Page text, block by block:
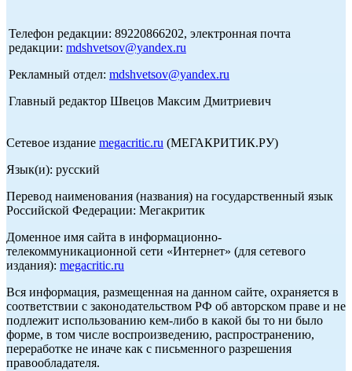
Телефон редакции: 89220866202, электронная почта
редакции: mdshvetsov@yandex.ru
Рекламный отдел: mdshvetsov@yandex.ru
Главный редактор Швецов Максим Дмитриевич
Сетевое издание megacritic.ru (МЕГАКРИТИК.РУ)
Язык(и): русский
Перевод наименования (названия) на государственный язык
Российской Федерации: Мегакритик
Доменное имя сайта в информационно-
телекоммуникационной сети «Интернет» (для сетевого
издания): megacritic.ru
Вся информация, размещенная на данном сайте, охраняется в
соответствии с законодательством РФ об авторском праве и не
подлежит использованию кем-либо в какой бы то ни было
форме, в том числе воспроизведению, распространению,
переработке не иначе как с письменного разрешения
правообладателя.